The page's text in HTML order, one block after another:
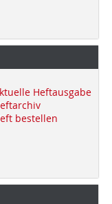
Heftausgabe
bestellen